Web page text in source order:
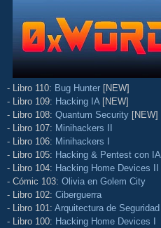
- Libro 110: Bug Hunter [NEW]
- Libro 109: Hacking IA [NEW]
- Libro 108: Quantum Security [NEW]
- Libro 107: Minihackers II
- Libro 106: Minihackers I
- Libro 105: Hacking & Pentest con IA
- Libro 104: Hacking Home Devices II
- Cómic 103: Olivia en Golem City
- Libro 102: Ciberguerra
- Libro 101: Arquitectura de Seguridad
- Libro 100: Hacking Home Devices I